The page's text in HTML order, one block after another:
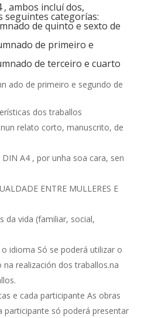
, ambos incluí dos,
seguintes categorías:
de quinto e sexto de
de primeiro e
de terceiro e cuarto
ado de primeiro e segundo de
dos traballos
relato corto, manuscrito, de
A4 , por unha soa cara, sen
ENTRE MULLERES E
da vida (familiar, social,
idioma Só se poderá utilizar o
realización dos traballos.na
e cada participante As obras
participante só poderá presentar